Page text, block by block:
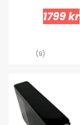
1799 kr
(9)